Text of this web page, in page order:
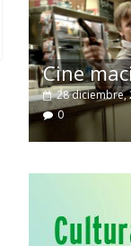
El
tierray
pueblos
30 junio, 2026